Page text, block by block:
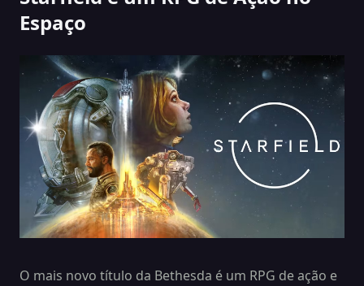
Espaço
O mais novo título da Bethesda é um RPG de ação e